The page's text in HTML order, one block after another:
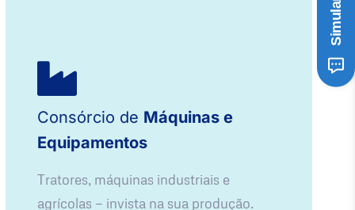
Consórcio de Máquinas e
Equipamentos
Tratores, máquinas industriais e
agrícolas — invista na sua produção.